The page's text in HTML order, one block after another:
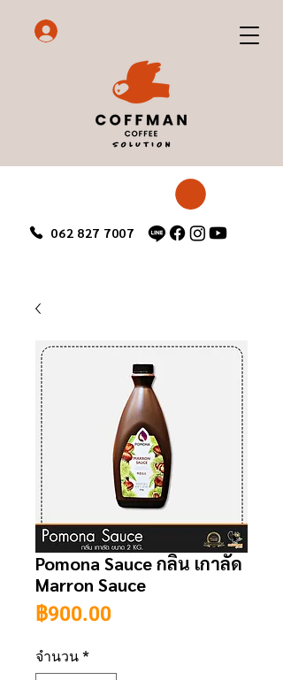
062 827 7007
Pomona Sauce กลิ่น เกาลัด
Marron Sauce
฿900.00ราคา
จำนวน *